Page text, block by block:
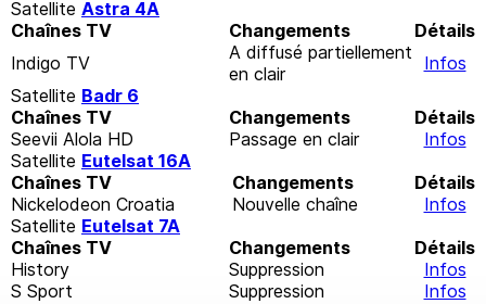
Satellite Astra 4A
Chaînes TV
Changements
Détails
Indigo TV
A diffusé partiellement
en clair
Infos
Satellite Badr 6
Chaînes TV
Changements
Détails
Seevii Alola HD
Passage en clair
Infos
Satellite Eutelsat 16A
Chaînes TV
Changements
Détails
Nickelodeon Croatia
Nouvelle chaîne
Infos
Satellite Eutelsat 7A
Chaînes TV
Changements
Détails
History
Suppression
Infos
S Sport
Suppression
Infos